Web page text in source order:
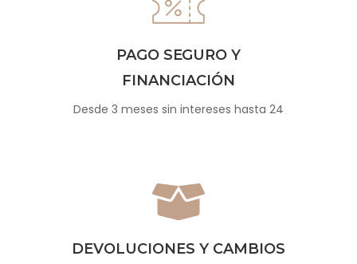
PAGO SEGURO Y
FINANCIACIÓN
Desde 3 meses sin intereses hasta 24
DEVOLUCIONES Y CAMBIOS